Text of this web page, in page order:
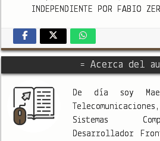
INDEPENDIENTE POR FABIO
= Acerca del
De día soy
Sistemas
Desarrollador